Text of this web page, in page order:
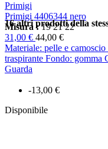
-13,00 €
Disponibile
Primigi
Primigi 4406344 nero
Misura : 19 21 22
31,00 € 44,00 €
Materiale: pelle e
traspirante Fondo: gomma
Guarda
16 altri prodotti della